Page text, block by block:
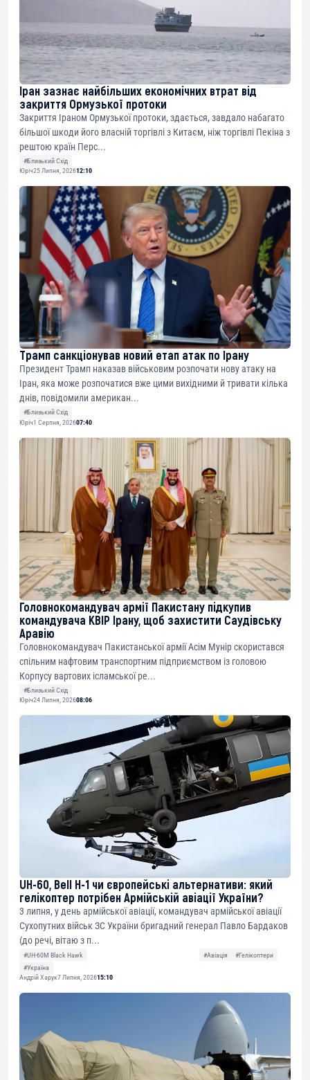
Іран зазнає найбільших економічних втрат від
закриття Ормузької протоки
Закриття Іраном Ормузької протоки, здається, завдало набагато
більшої шкоди його власній торгівлі з Китаєм, ніж торгівлі Пекіна з
рештою країн Перс...
#Близький Схід
Юріч25 Липня, 202612:10
Трамп санкціонував новий етап атак по Ірану
Президент Трамп наказав військовим розпочати нову атаку на
Іран, яка може розпочатися вже цими вихідними й тривати кілька
днів, повідомили американ...
#Близький Схід
Юріч1 Серпня, 202607:40
Головнокомандувач армії Пакистану підкупив
командувача КВІР Ірану, щоб захистити Саудівську
Аравію
Головнокомандувач Пакистанської армії Асім Мунір скористався
спільним нафтовим транспортним підприємством із головою
Корпусу вартових ісламської ре...
#Близький Схід
Юріч24 Липня, 202608:06
UH-60, Bell H-1 чи європейські альтернативи: який
гелікоптер потрібен Армійській авіації України?
3 липня, у день армійської авіації, командувач армійської авіації
Сухопутних військ ЗС України бригадний генерал Павло Бардаков
(до речі, вітаю з п...
#UH-60M Black Hawk #Авіація
#Гелікоптери
#Україна
Андрій Харук7 Липня, 202615:10